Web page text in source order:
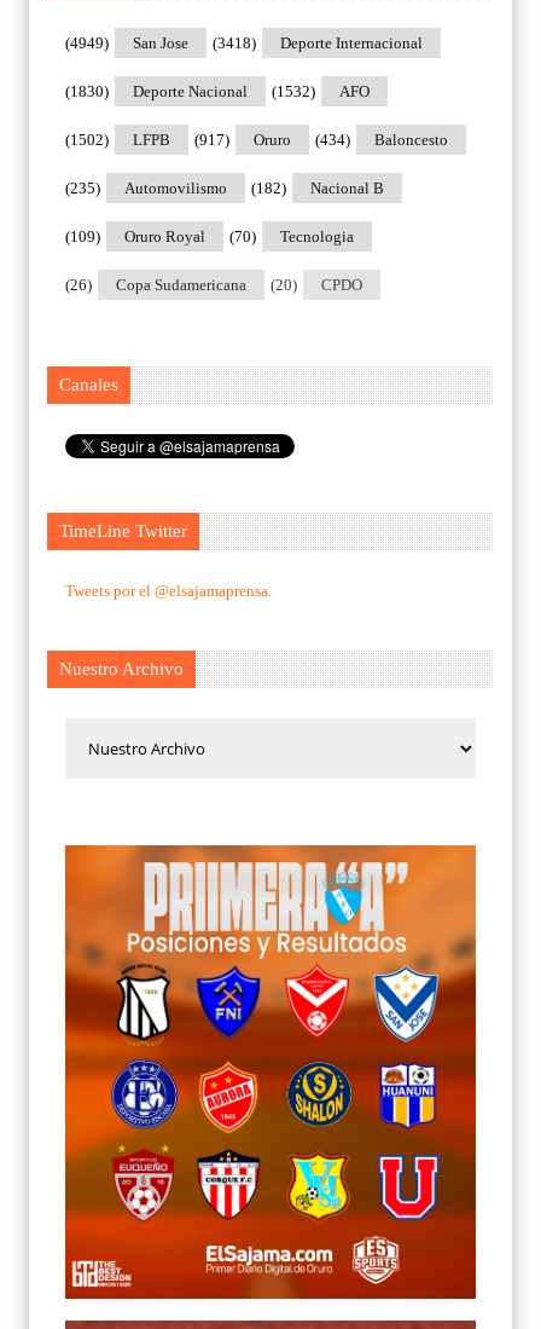
San Jose
(4949) Deporte Internacional
(3418)
Deporte Nacional
(1830) AFO
(1532)
LFPB
(1502) Oruro
(917) Baloncesto
(434)
Automovilismo
(235) Nacional B
(182)
Oruro Royal
(109) Tecnologia
(70)
Copa Sudamericana
(26) CPDO
(20)
Canales
TimeLine Twitter
Tweets por el @elsajamaprensa.
Nuestro Archivo